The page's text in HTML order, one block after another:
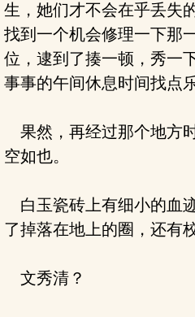
生，她们才不会在乎丢失
找到一个机会修理一下那
位，逮到了揍一顿，秀一
事事的午间休息时间找点乐
果然，再经过那个地方
空如也。
白玉瓷砖上有细小的血
了掉落在地上的圈，还有
文秀清？